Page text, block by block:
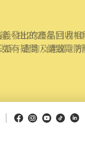
。由2025年11月10
、查詢及建議。
Facebook
Instagram
Youtube
抖音